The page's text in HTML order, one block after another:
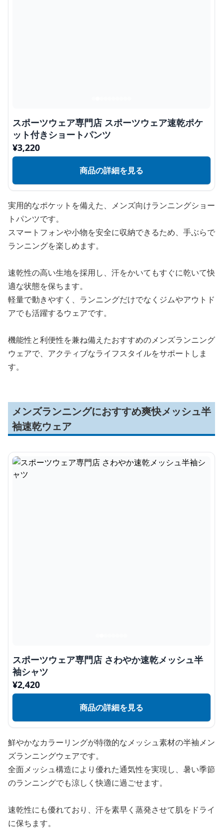
スポーツウェア専門店 スポーツウェア速乾ポケ
ット付きショートパンツ
¥3,220
商品の詳細を見る
実用的なポケットを備えた、メンズ向けランニングショー
トパンツです。
スマートフォンや小物を安全に収納できるため、手ぶらで
ランニングを楽しめます。
速乾性の高い生地を採用し、汗をかいてもすぐに乾いて快
適な状態を保ちます。
軽量で動きやすく、ランニングだけでなくジムやアウトド
アでも活躍するウェアです。
機能性と利便性を兼ね備えたおすすめのメンズランニング
ウェアで、アクティブなライフスタイルをサポートしま
す。
メンズランニングにおすすめ爽快メッシュ半
袖速乾ウェア
スポーツウェア専門店 さわやか速乾メッシュ半
袖シャツ
¥2,420
商品の詳細を見る
鮮やかなカラーリングが特徴的なメッシュ素材の半袖メン
ズランニングウェアです。
全面メッシュ構造により優れた通気性を実現し、暑い季節
のランニングでも涼しく快適に過ごせます。
速乾性にも優れており、汗を素早く蒸発させて肌をドライ
に保ちます。